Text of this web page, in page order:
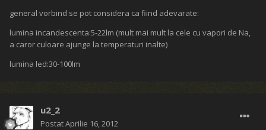
general vorbind se pot considera ca fiind adevarate:
lumina incandescenta:5-22lm (mult mai mult la cele cu vapori de Na,
a caror culoare ajunge la temperaturi inalte)
lumina led:30-100lm
u2_2
PostatAprilie 16, 2012